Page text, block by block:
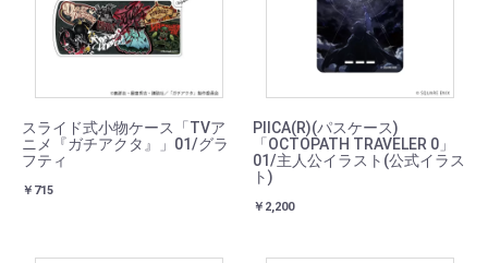
スライド式小物ケース「TVア
ニメ『ガチアクタ』」01/グラ
フティ
￥715
PIICA(R)(パスケース)
「OCTOPATH TRAVELER 0」
01/主人公イラスト(公式イラス
ト)
￥2,200